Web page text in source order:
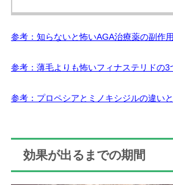
参考：知らないと怖いAGA治療薬の副作
参考：薄毛よりも怖いフィナステリドの3
参考：プロペシアとミノキシジルの違い
効果が出るまでの期間